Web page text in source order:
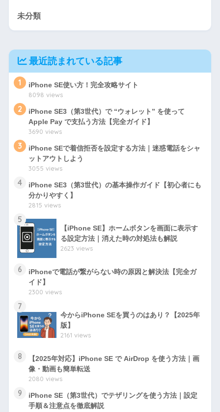
未分類
最近読まれている記事
1
iPhone SE使い方！完全攻略サイト
8098 views
2
iPhone SE3（第3世代）で “ウォレット” を使って
Apple Pay で支払う方法【完全ガイド】
3690 views
3
iPhone SEで着信拒否を設定する方法｜迷惑電話をシャ
ットアウトしよう
3055 views
4
iPhone SE3（第3世代）の基本操作ガイド【初心者にも
分かりやすく】
2815 views
5
【iPhone SE】ホームボタンを画面に表示す
る設定方法｜消えた時の対処法も解説
2623 views
6
iPhoneで電話が繋がらない時の原因と解決法【完全ガ
イド】
2300 views
7
今からiPhone SEを買うのはあり？【2025年
版】
2161 views
8
【2025年対応】iPhone SE で AirDrop を使う方法｜画
像・動画も簡単転送
2080 views
9
iPhone SE（第3世代）でテザリングを使う方法｜設定
手順＆注意点を徹底解説